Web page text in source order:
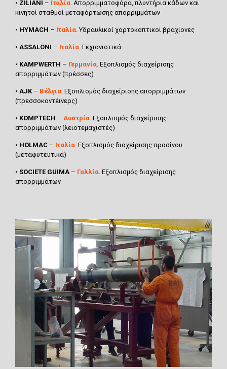
• ZILIANI – Ιταλία. Απορριμματοφόρα, πλυντήρια κάδων και
κινητοί σταθμοί μεταφόρτωσης απορριμμάτων
• HYMACH – Ιταλία. Υδραυλικοί χορτοκοπτικοί βραχίονες
• ASSALONI – Ιταλία. Εκχιονιστικά
• KAMPWERTH – Γερμανία. Εξοπλισμός διαχείρισης
απορριμμάτων (πρέσσες)
• AJK – Βέλγιο. Εξοπλισμός διαχείρισης απορριμμάτων
(πρεσσοκοντέινερς)
• KOMPTECH – Αυστρία. Εξοπλισμός διαχείρισης
απορριμμάτων (λειοτεμαχιστές)
• HOLMAC – Ιταλία. Εξοπλισμός διαχείρισης πρασίνου
(μεταφυτευτικά)
• SOCIETE GUIMA – Γαλλία. Εξοπλισμός διαχείρισης
απορριμμάτων